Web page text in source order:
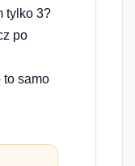
tylko 3?
po
to samo